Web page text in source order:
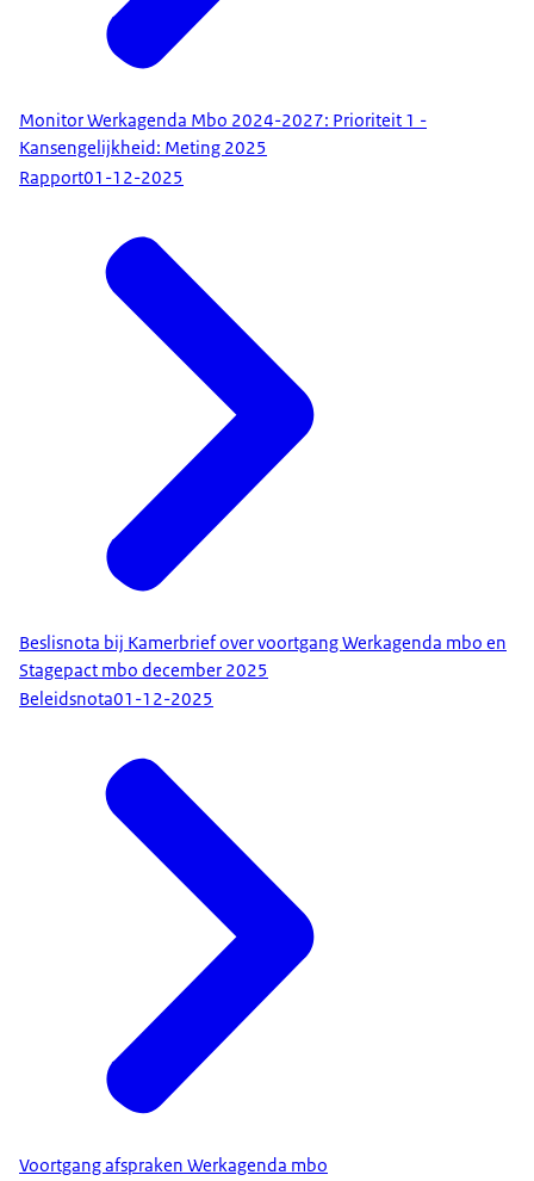
Monitor Werkagenda Mbo 2024-2027: Prioriteit 1 -
Kansengelijkheid: Meting 2025
Rapport01-12-2025
Beslisnota bij Kamerbrief over voortgang Werkagenda mbo en
Stagepact mbo december 2025
Beleidsnota01-12-2025
Voortgang afspraken Werkagenda mbo